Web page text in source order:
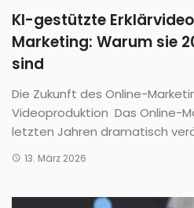
KI-gestützte
Marketing: Warum sie
sind
Die Zukunft des Online-
Videoproduktion Das Online-
letzten Jahren dramatisch
13. März 2026